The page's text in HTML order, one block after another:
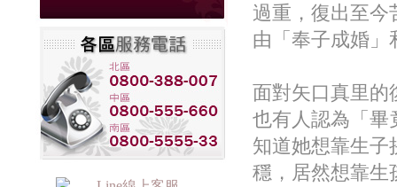
過重，復出至今
由「奉子成婚」
面對矢口真里的
也有人認為「畢
知道她想靠生子
穩，居然想靠生